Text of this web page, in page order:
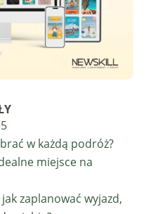
w każdą podróż?
miejsce na
zaplanować wyjazd,